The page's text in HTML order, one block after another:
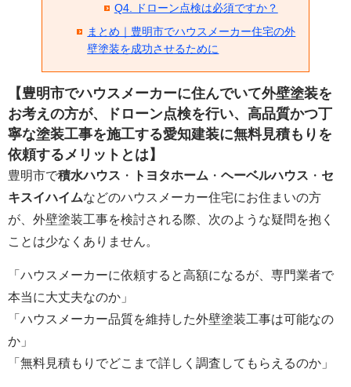
Q4. ドローン点検は必須ですか？
まとめ｜豊明市でハウスメーカー住宅の外
壁塗装を成功させるために
【豊明市でハウスメーカーに住んでいて外壁塗装を
お考えの方が、ドローン点検を行い、高品質かつ丁
寧な塗装工事を施工する愛知建装に無料見積もりを
依頼するメリットとは】
豊明市で積水ハウス ・ トヨタホーム ・ ヘーベルハウス ・ セ
キスイハイムなどのハウスメーカー住宅にお住まいの方
が、外壁塗装工事を検討される際、次のような疑問を抱く
ことは少なくありません。
「ハウスメーカーに依頼すると高額になるが、専門業者で
本当に大丈夫なのか」
「ハウスメーカー品質を維持した外壁塗装工事は可能なの
か」
「無料見積もりでどこまで詳しく調査してもらえるのか」